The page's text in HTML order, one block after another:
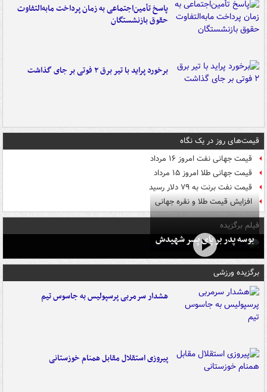
پاسخ تأمین‌اجتماعی به زمان پرداخت مابه‌التفاوت
حقوق بازنشستگان
برخورد پراید با تیر برق ۲ فوتی بر جای گذاشت
قیمت‌های روز در یک نگاه
قیمت جهانی نفت امروز ۱۶ مرداد
قیمت جهانی طلا امروز ۱۵ مرداد
قیمت نفت برنت به ۷۹ دلار رسید
افزایش قیمت طلا و نقره جهانی
فیلم برگزیده
بوسه‌ پدر بر پای پسر شهیدش
برگزیده ورزشی
هشدار سرمربی پرسپولیس به جاسوس تیم
پیروزی استقلال مقابل همنام خوزستانی